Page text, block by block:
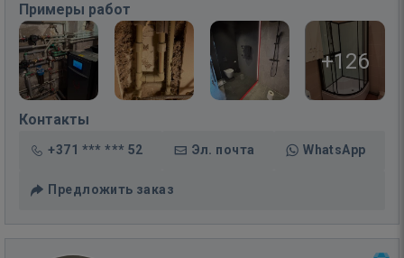
Примеры работ
+126
Контакты
+371 *** *** 52 Эл. почта WhatsApp
Предложить заказ